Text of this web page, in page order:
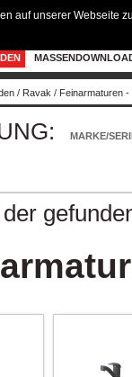
/ Ravak / Feinarmaturen -
MARKE/
auf unserer Webseite